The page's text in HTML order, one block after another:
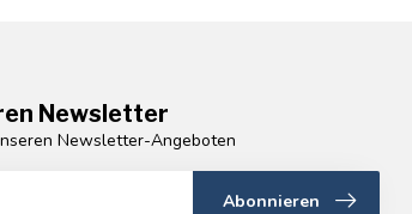
Newsletter
Newsletter-Angeboten
Abonnieren